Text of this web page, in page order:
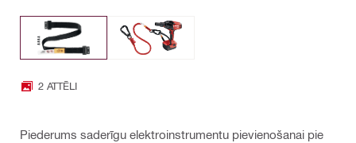
2 ATTĒLI
Piederums saderīgu elektroinstrumentu pievienošanai pie